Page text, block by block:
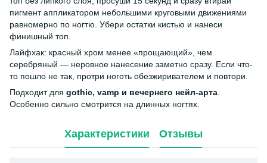
пигмент аппликатором небольшими круговыми движениями
равномерно по ногтю. Убери остатки кистью и нанеси
финишный топ.
Лайфхак: красный хром менее «прощающий», чем
серебряный — неровное нанесение заметно сразу. Если что-
то пошло не так, протри ноготь обезжиривателем и повтори.
Подходит для gothic, vamp и вечернего нейл-арта
Особенно сильно смотрится на длинных ногтях.
Характеристики Отзывы